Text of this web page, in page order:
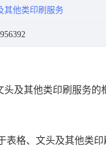
其他类印刷服务
及其他类印刷服务的
表格、文头及其他类